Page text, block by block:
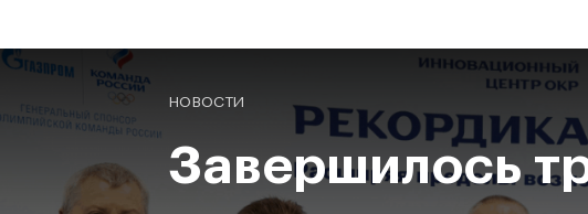
НОВОСТИ
Завершилось